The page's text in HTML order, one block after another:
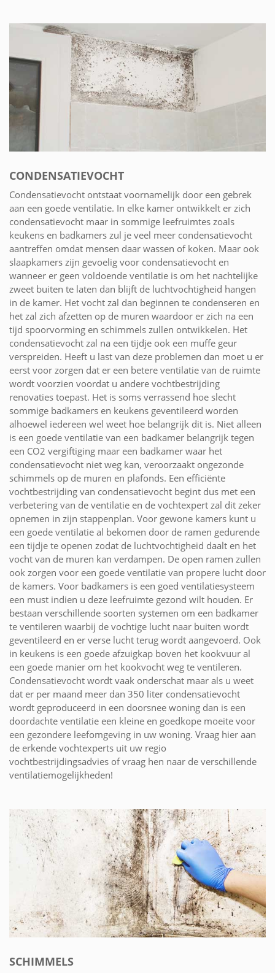
CONDENSATIEVOCHT
Condensatievocht ontstaat voornamelijk door een gebrek
aan een goede ventilatie. In elke kamer ontwikkelt er zich
condensatievocht maar in sommige leefruimtes zoals
keukens en badkamers zul je veel meer condensatievocht
aantreffen omdat mensen daar wassen of koken. Maar ook
slaapkamers zijn gevoelig voor condensatievocht en
wanneer er geen voldoende ventilatie is om het nachtelijke
zweet buiten te laten dan blijft de luchtvochtigheid hangen
in de kamer. Het vocht zal dan beginnen te condenseren en
het zal zich afzetten op de muren waardoor er zich na een
tijd spoorvorming en schimmels zullen ontwikkelen. Het
condensatievocht zal na een tijdje ook een muffe geur
verspreiden. Heeft u last van deze problemen dan moet u er
eerst voor zorgen dat er een betere ventilatie van de ruimte
wordt voorzien voordat u andere vochtbestrijding
renovaties toepast. Het is soms verrassend hoe slecht
sommige badkamers en keukens geventileerd worden
alhoewel iedereen wel weet hoe belangrijk dit is. Niet alleen
is een goede ventilatie van een badkamer belangrijk tegen
een CO2 vergiftiging maar een badkamer waar het
condensatievocht niet weg kan, veroorzaakt ongezonde
schimmels op de muren en plafonds. Een efficiënte
vochtbestrijding van condensatievocht begint dus met een
verbetering van de ventilatie en de vochtexpert zal dit zeker
opnemen in zijn stappenplan. Voor gewone kamers kunt u
een goede ventilatie al bekomen door de ramen gedurende
een tijdje te openen zodat de luchtvochtigheid daalt en het
vocht van de muren kan verdampen. De open ramen zullen
ook zorgen voor een goede ventilatie van propere lucht door
de kamers. Voor badkamers is een goed ventilatiesysteem
een must indien u deze leefruimte gezond wilt houden. Er
bestaan verschillende soorten systemen om een badkamer
te ventileren waarbij de vochtige lucht naar buiten wordt
geventileerd en er verse lucht terug wordt aangevoerd. Ook
in keukens is een goede afzuigkap boven het kookvuur al
een goede manier om het kookvocht weg te ventileren.
Condensatievocht wordt vaak onderschat maar als u weet
dat er per maand meer dan 350 liter condensatievocht
wordt geproduceerd in een doorsnee woning dan is een
doordachte ventilatie een kleine en goedkope moeite voor
een gezondere leefomgeving in uw woning. Vraag hier aan
de erkende vochtexperts uit uw regio
vochtbestrijdingsadvies of vraag hen naar de verschillende
ventilatiemogelijkheden!
SCHIMMELS